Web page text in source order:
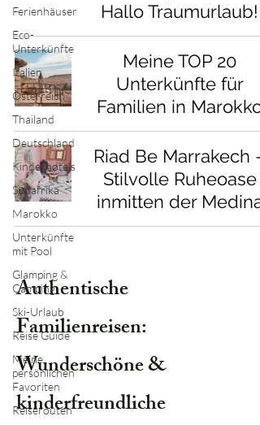
Ferienhäuser
Eco-
Unterkünfte
Italien
Österreich
Thailand
Deutschland
Kinderhotels
Südafrika
Marokko
Unterkünfte
mit Pool
Glamping &
Camping
Ski-Urlaub
Reise Guide
Meine
persönlichen
Favoriten
Reiserouten
Hallo Traumurlaub!
Meine TOP 20
Unterkünfte für
Familien in Marokko
Riad Be Marrakech –
Stilvolle Ruheoase
inmitten der Medina
Authentische
Familienreisen:
Wunderschöne &
kinderfreundliche